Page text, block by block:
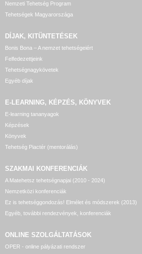
Nemzeti Tehetség Program
Tehetségek Magyarországa
DÍJAK, KITÜNTETÉSEK
Bonis Bona – A nemzet tehetségeiért
Felfedezettjeink
Tehetségnagykövetek
Egyéb díjak
E-LEARNING, KÉPZÉS, KÖNYVEK
E-learning tananyagok
Képzések
Könyvek
Tehetség Piactér (mentorálás)
SZAKMAI KONFERENCIÁK
A Matehetsz tehetségnapjai (2010 - 2024)
Nemzetközi konferenciák
Ez is tehetséggondozás! Elmélet és módszerek (2013)
Egyéb, további rendezvények, konferenciák
ONLINE SZOLGÁLTATÁSOK
OPER - online pályázati rendszer